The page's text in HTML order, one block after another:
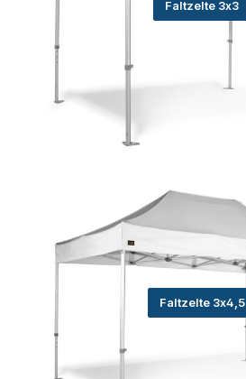
Faltzelte 3x3
Faltzelte 3x4,5